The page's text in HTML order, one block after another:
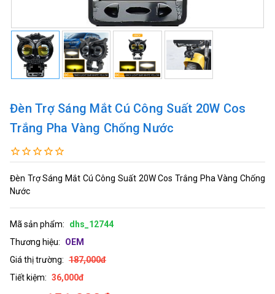
Đèn Trợ Sáng Mắt Cú Công Suất 20W Cos
Trắng Pha Vàng Chống Nước
Đèn Trợ Sáng Mắt Cú Công Suất 20W Cos Trắng Pha Vàng Chống
Nước
Mã sản phẩm:
dhs_12744
Thương hiệu:
OEM
Giá thị trường: 187,000đ
Tiết kiệm: 36,000đ